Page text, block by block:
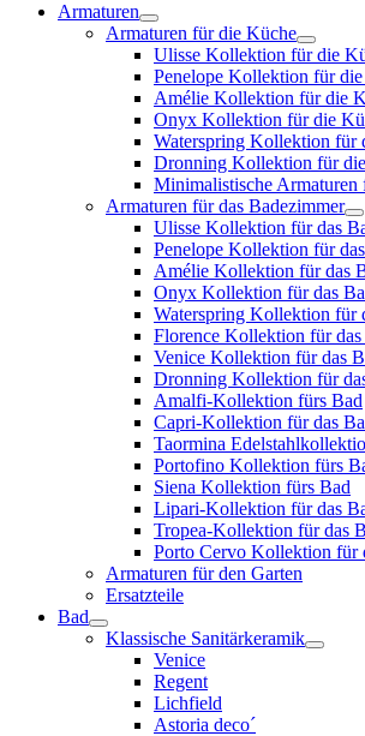
Armaturen
Armaturen für die Küche
Ulisse Kollektion für die
Penelope Kollektion für
Amélie Kollektion für die
Onyx Kollektion für die
Waterspring Kollektion für
Dronning Kollektion für
Minimalistische Armaturen
Armaturen für das Badezimmer
Ulisse Kollektion für das
Penelope Kollektion für
Amélie Kollektion für das
Onyx Kollektion für das
Waterspring Kollektion für
Florence Kollektion für das
Venice Kollektion für das
Dronning Kollektion für
Amalfi-Kollektion fürs Bad
Capri-Kollektion für das
Taormina
Portofino Kollektion fürs
Siena Kollektion fürs Bad
Lipari-Kollektion für das
Tropea-Kollektion für das
Porto Cervo Kollektion für
Armaturen für den Garten
Ersatzteile
Bad
Klassische Sanitärkeramik
Venice
Regent
Lichfield
Astoria deco´